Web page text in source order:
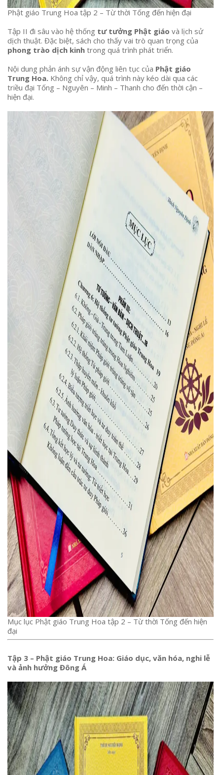
Phật giáo Trung Hoa tập 2 – Từ thời Tống đến hiện đại
Tập II đi sâu vào hệ thống tư tưởng Phật giáo và lịch sử
dịch thuật. Đặc biệt, sách cho thấy vai trò quan trọng của
phong trào dịch kinh trong quá trình phát triển.
Nội dung phản ánh sự vận động liên tục của Phật giáo
Trung Hoa. Không chỉ vậy, quá trình này kéo dài qua các
triều đại Tống – Nguyên – Minh – Thanh cho đến thời cận –
hiện đại.
Mục lục Phật giáo Trung Hoa tập 2 – Từ thời Tống đến hiện
đại
Tập 3 – Phật giáo Trung Hoa: Giáo dục, văn hóa, nghi lễ
và ảnh hưởng Đông Á